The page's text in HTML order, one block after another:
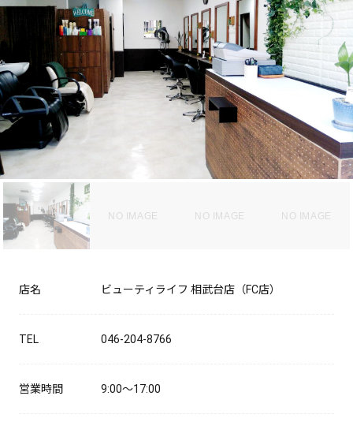
NO IMAGE NO IMAGE NO IMAGE
店名 ビューティライフ 相武台店（FC店）
TEL 046-204-8766
営業時間 9:00～17:00